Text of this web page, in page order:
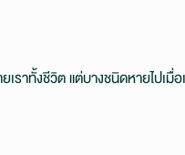
าทั้งชีวิต แต่บางชนิดหายไปเมื่